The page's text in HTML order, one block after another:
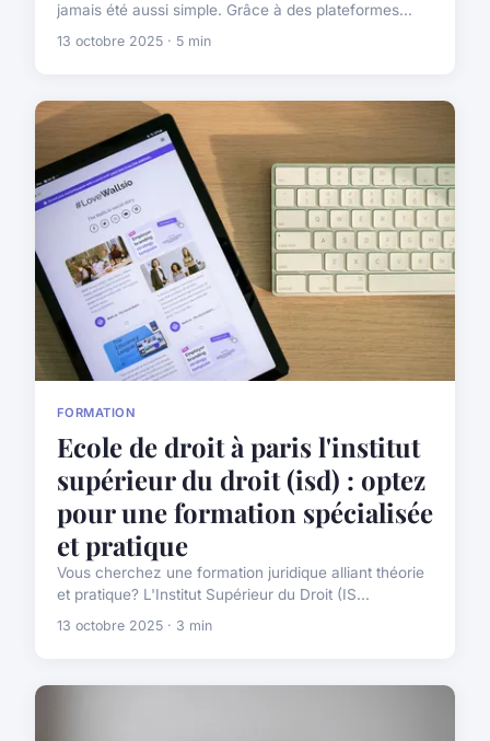
jamais été aussi simple. Grâce à des plateformes...
13 octobre 2025 · 5 min
FORMATION
Ecole de droit à paris l'institut
supérieur du droit (isd) : optez
pour une formation spécialisée
et pratique
Vous cherchez une formation juridique alliant théorie
et pratique? L'Institut Supérieur du Droit (IS...
13 octobre 2025 · 3 min